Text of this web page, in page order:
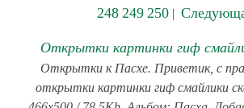
248 249 250 |
Открытки картинки гиф
Открытки к Пасхе. Приветик, с
открытки картинки гиф смайлики